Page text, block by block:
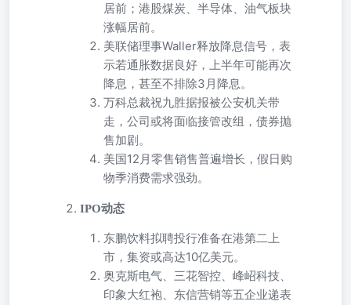
居前；港股煤炭、半导体、油气板块
涨幅居前。
美联储理事Waller释放降息信号，表
示若通胀数据良好，上半年可能再次
降息，甚至不排除3月降息。
万科总裁祝九胜据报被公安机关带
走，公司或将面临接管改组，债券抛
售加剧。
美国12月零售销售普遍增长，假日购
物季消费需求强劲。
IPO动态
东鹏饮料拟聘投行准备在港第二上
市，集资或高达10亿美元。
奥克斯电气、三花智控、峰岹科技、
印象大红袍、东信营销等五企业递表